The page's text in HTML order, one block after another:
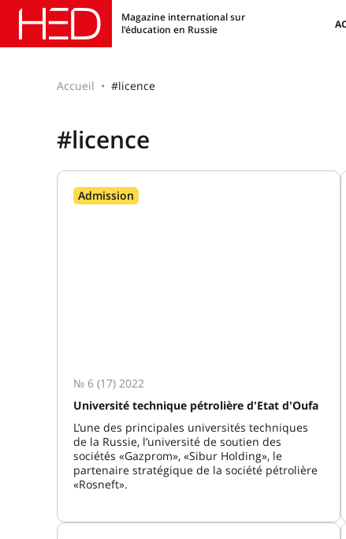
Magazine international sur
l'éducation en Russie
Accueil #licence
#licence
Admission
№ 6 (17) 2022
Université technique pétrolière d'Etat d'Oufa
L’une des principales universités techniques
de la Russie, l’université de soutien des
sociétés «Gazprom», «Sibur Holding», le
partenaire stratégique de la société pétrolière
«Rosneft».